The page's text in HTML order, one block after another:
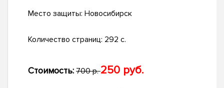
Место защиты: Новосибирск
Количество страниц: 292 с.
Стоимость: 700 р.250 руб.